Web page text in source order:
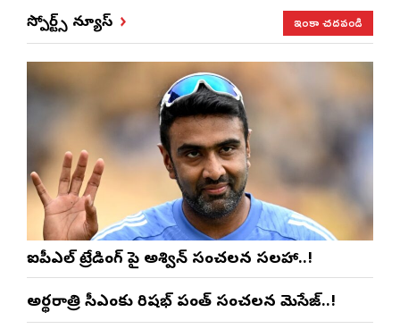
స్పోర్ట్స్ న్యూస్ ఇంకా చదవండి
ఐపీఎల్ ట్రేడింగ్ పై అశ్విన్ సంచలన సలహా..!
అర్థరాత్రి సీఎంకు రిషభ్ పంత్ సంచలన మెసేజ్..!